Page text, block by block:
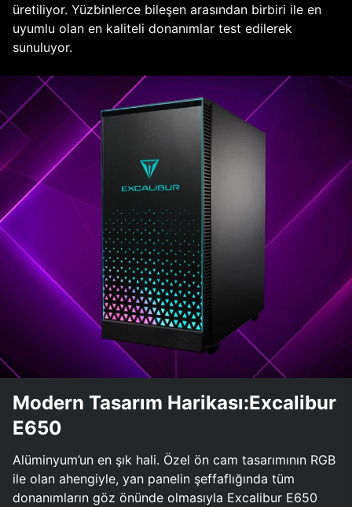
üretiliyor. Yüzbinlerce bileşen arasından birbiri ile en
uyumlu olan en kaliteli donanımlar test edilerek
sunuluyor.
Modern Tasarım Harikası:Excalibur
E650
Alüminyum’un en şık hali. Özel ön cam tasarımının RGB
ile olan ahengiyle, yan panelin şeffaflığında tüm
donanımların göz önünde olmasıyla Excalibur E650